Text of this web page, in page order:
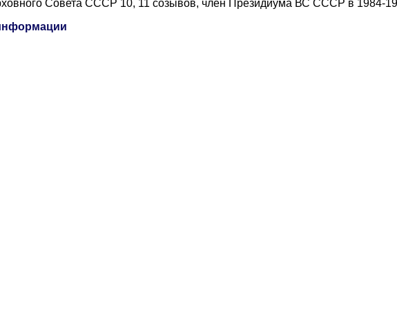
Совета СССР 10, 11 созывов, член Президиума ВС СССР в 1984-